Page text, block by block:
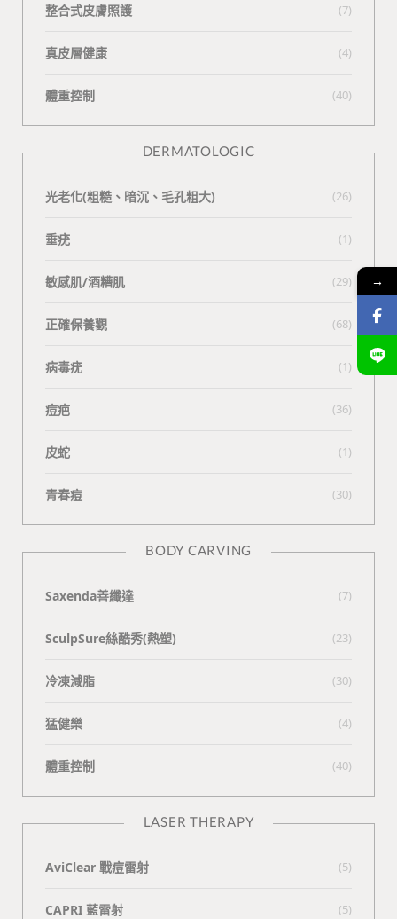
整合式皮膚照護 (7)
真皮層健康 (4)
體重控制 (40)
DERMATOLOGIC
光老化(粗糙、暗沉、毛孔粗大) (26)
垂疣 (1)
敏感肌/酒糟肌 (29)
正確保養觀 (68)
病毒疣 (1)
痘疤 (36)
皮蛇 (1)
青春痘 (30)
BODY CARVING
Saxenda善纖達 (7)
SculpSure絲酷秀(熱塑) (23)
冷凍減脂 (30)
猛健樂 (4)
體重控制 (40)
LASER THERAPY
AviClear 戰痘雷射 (5)
CAPRI 藍雷射 (5)
→